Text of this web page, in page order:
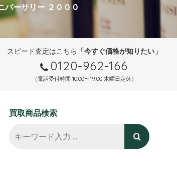
バーサリー ２０００
スピード査定はこちら 「今すぐ価格が知りたい」
0120-962-166
（電話受付時間 10:00〜19:00 木曜日定休）
買取商品検索